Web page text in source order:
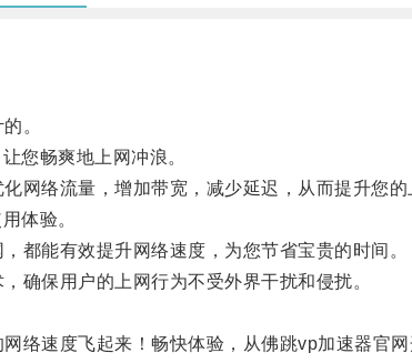
。
您畅爽地上网冲浪。
络流量，增加带宽，减少延迟，从而提升您的
体验。
能有效提升网络速度，为您节省宝贵的时间。
保用户的上网行为不受外界干扰和侵扰。
速度飞起来！畅快体验，从佛跳vp加速器官网